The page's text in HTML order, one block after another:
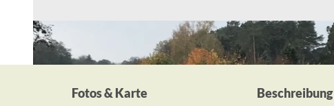
Fotos & Karte Beschreibung